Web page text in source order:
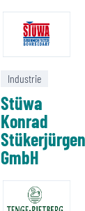
Industrie
Stüwa
Konrad
Stükerjürgen
GmbH